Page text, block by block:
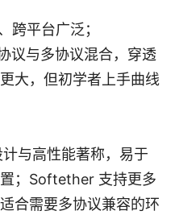
跨平台广泛；
议与多协议混合，穿透
大，但初学者上手曲线
与高性能著称，易于
；Softether 支持更多
合需要多协议兼容的环